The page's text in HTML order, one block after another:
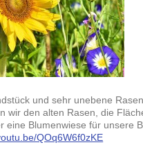
und sehr unebene
wir den alten Rasen, die
eine Blumenwiese für unsere
QOq6W6f0zKE